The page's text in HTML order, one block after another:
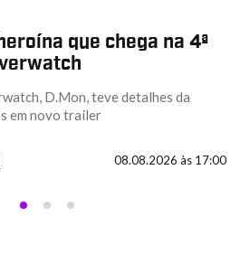
que chega na 4ª
D.Mon, teve detalhes da
em novo trailer
08.08.2026 às 17:00